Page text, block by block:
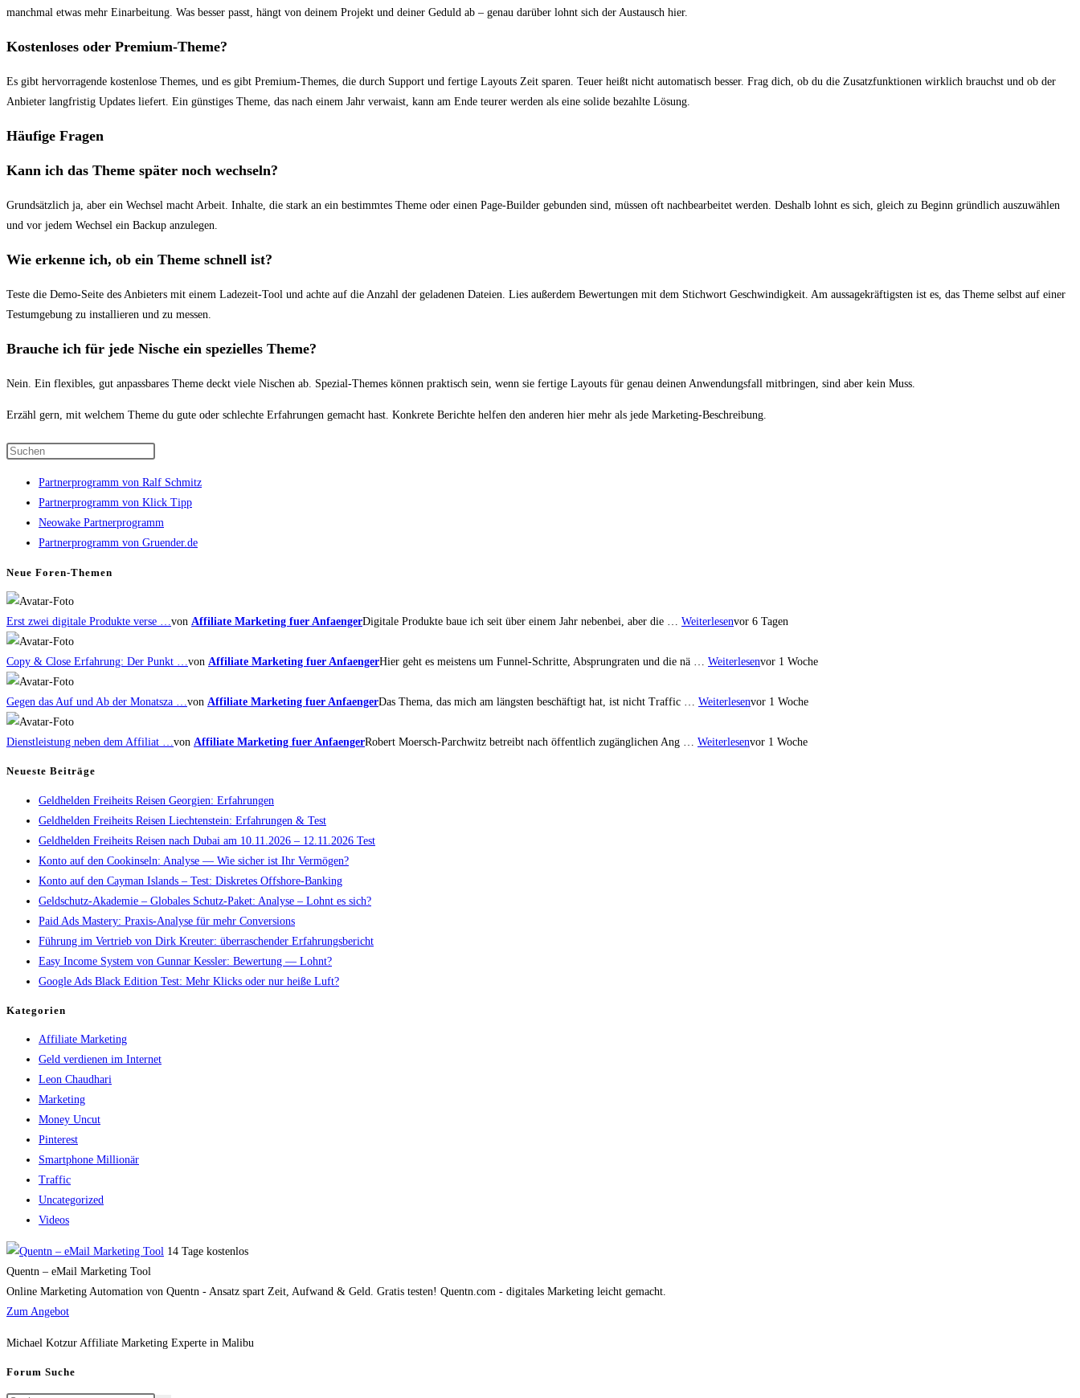
manchmal etwas mehr Einarbeitung. Was besser passt, hängt von deinem Projekt und deiner Geduld ab – genau darüber lohnt sich der Austausch hier.
Kostenloses oder Premium-Theme?
Es gibt hervorragende kostenlose Themes, und es gibt Premium-Themes, die durch Support und fertige Layouts Zeit sparen. Teuer heißt nicht automatisch besser. Frag dich, ob du die Zusatzfunktionen wirklich brauchst und ob der
Anbieter langfristig Updates liefert. Ein günstiges Theme, das nach einem Jahr verwaist, kann am Ende teurer werden als eine solide bezahlte Lösung.
Häufige Fragen
Kann ich das Theme später noch wechseln?
Grundsätzlich ja, aber ein Wechsel macht Arbeit. Inhalte, die stark an ein bestimmtes Theme oder einen Page-Builder gebunden sind, müssen oft nachbearbeitet werden. Deshalb lohnt es sich, gleich zu Beginn gründlich auszuwählen
und vor jedem Wechsel ein Backup anzulegen.
Wie erkenne ich, ob ein Theme schnell ist?
Teste die Demo-Seite des Anbieters mit einem Ladezeit-Tool und achte auf die Anzahl der geladenen Dateien. Lies außerdem Bewertungen mit dem Stichwort Geschwindigkeit. Am aussagekräftigsten ist es, das Theme selbst auf einer
Testumgebung zu installieren und zu messen.
Brauche ich für jede Nische ein spezielles Theme?
Nein. Ein flexibles, gut anpassbares Theme deckt viele Nischen ab. Spezial-Themes können praktisch sein, wenn sie fertige Layouts für genau deinen Anwendungsfall mitbringen, sind aber kein Muss.
Erzähl gern, mit welchem Theme du gute oder schlechte Erfahrungen gemacht hast. Konkrete Berichte helfen den anderen hier mehr als jede Marketing-Beschreibung.
to
close
the
search
Partnerprogramm von Ralf Schmitz
Partnerprogramm von Klick Tipp
Neowake Partnerprogramm
Partnerprogramm von Gruender.de
Neue Foren-Themen
Erst zwei digitale Produkte verse … von Affiliate Marketing fuer AnfaengerDigitale Produkte baue ich seit über einem Jahr nebenbei, aber die … Weiterlesenvor 6 Tagen
Copy & Close Erfahrung: Der Punkt … von Affiliate Marketing fuer AnfaengerHier geht es meistens um Funnel-Schritte, Absprungraten und die nä … Weiterlesenvor 1 Woche
Gegen das Auf und Ab der Monatsza … von Affiliate Marketing fuer AnfaengerDas Thema, das mich am längsten beschäftigt hat, ist nicht Traffic … Weiterlesenvor 1 Woche
Dienstleistung neben dem Affiliat … von Affiliate Marketing fuer AnfaengerRobert Moersch-Parchwitz betreibt nach öffentlich zugänglichen Ang … Weiterlesenvor 1 Woche
Neueste Beiträge
Geldhelden Freiheits Reisen Georgien: Erfahrungen
Geldhelden Freiheits Reisen Liechtenstein: Erfahrungen & Test
Geldhelden Freiheits Reisen nach Dubai am 10.11.2026 – 12.11.2026 Test
Konto auf den Cookinseln: Analyse — Wie sicher ist Ihr Vermögen?
Konto auf den Cayman Islands – Test: Diskretes Offshore-Banking
Geldschutz-Akademie – Globales Schutz-Paket: Analyse – Lohnt es sich?
Paid Ads Mastery: Praxis-Analyse für mehr Conversions
Führung im Vertrieb von Dirk Kreuter: überraschender Erfahrungsbericht
Easy Income System von Gunnar Kessler: Bewertung — Lohnt?
Google Ads Black Edition Test: Mehr Klicks oder nur heiße Luft?
Kategorien
Affiliate Marketing
Geld verdienen im Internet
Leon Chaudhari
Marketing
Money Uncut
Pinterest
Smartphone Millionär
Traffic
Uncategorized
Videos
14 Tage kostenlos
Quentn – eMail Marketing Tool
Online Marketing Automation von Quentn - Ansatz spart Zeit, Aufwand & Geld. Gratis testen! Quentn.com - digitales Marketing leicht gemacht.
Zum Angebot
Michael Kotzur Affiliate Marketing Experte in Malibu
Forum Suche